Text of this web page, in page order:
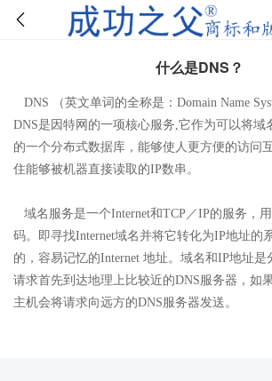
什么是DNS？
DNS （英文单词的全称是：Domain Name
DNS是因特网的一项核心服务,它作为可以将域
的一个分布式数据库，能够使人更方便的访问
住能够被机器直接读取的IP数串。
域名服务是一个Internet和TCP／IP的服务，
码。即寻找Internet域名并将它转化为IP地址的
的，容易记忆的Internet 地址。域名和IP地址是
请求首先到达地理上比较近的DNS服务器，如
主机会将请求向远方的DNS服务器发送。